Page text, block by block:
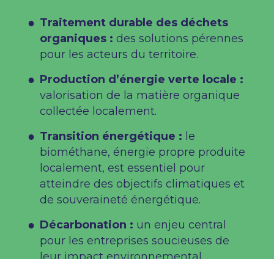
Traitement durable des déchets
organiques : des solutions pérennes
pour les acteurs du territoire.
Production d’énergie verte locale :
valorisation de la matière organique
collectée localement.
Transition énergétique : le
biométhane, énergie propre produite
localement, est essentiel pour
atteindre des objectifs climatiques et
de souveraineté énergétique.
Décarbonation : un enjeu central
pour les entreprises soucieuses de